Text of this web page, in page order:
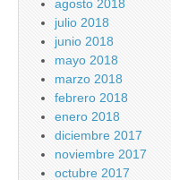
agosto 2018
julio 2018
junio 2018
mayo 2018
marzo 2018
febrero 2018
enero 2018
diciembre 2017
noviembre 2017
octubre 2017